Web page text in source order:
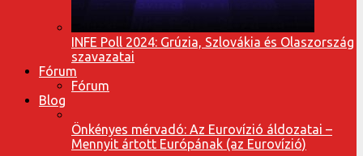
INFE Poll 2024: Grúzia, Szlovákia és Olaszország
szavazatai
Fórum
Fórum
Blog
Önkényes mérvadó: Az Eurovízió áldozatai –
Mennyit ártott Európának (az Eurovízió)